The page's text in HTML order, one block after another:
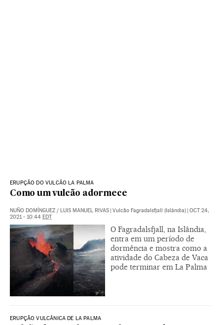
ERUPÇÃO DO VULCÃO LA PALMA
Como um vulcão adormece
NUÑO DOMÍNGUEZ / LUIS MANUEL RIVAS | Vulcão Fagradalsfjall (Islândia) | OCT 24,
2021 - 10:44 EDT
O Fagradalsfjall, na Islândia,
entra em um período de
dormência e mostra como a
atividade do Cabeza de Vaca
pode terminar em La Palma
ERUPÇÃO VULCÂNICA DE LA PALMA